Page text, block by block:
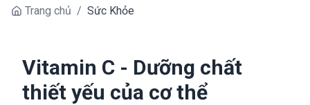
Trang chủ / Sức Khỏe
Vitamin C - Dưỡng chất
thiết yếu của cơ thể